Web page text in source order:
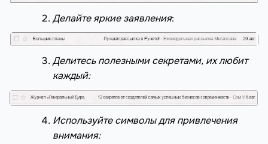
Делайте яркие заявления:
Делитесь полезными секретами, их любит
каждый:
Используйте символы для привлечения
внимания: